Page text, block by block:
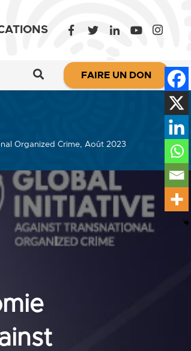
FAIRE UN DON
Organized Crime, Août 2023